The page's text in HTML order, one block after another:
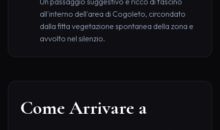
all'interno dell'area di Cogoleto, circondato
dalla fitta vegetazione spontanea della zona e
avvolto nel silenzio.
Come Arrivare a